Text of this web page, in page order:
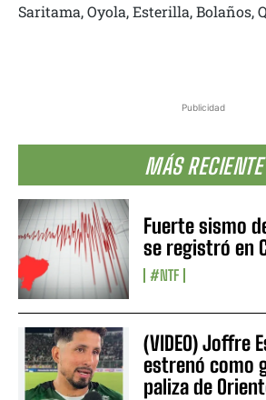
Publicidad
MÁS RECIENTE
Fuerte sismo
se registró en
#NTF
(VIDEO) Joffre
estrenó como
paliza de
Saritama, Oyola, Esterilla, Bolaños,